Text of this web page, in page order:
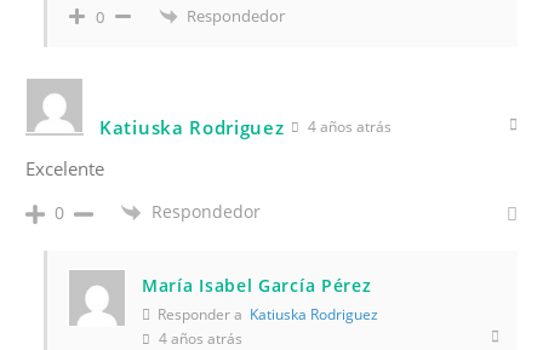
0 Respondedor
Katiuska Rodriguez 4 años atrás
Excelente
0 Respondedor
María Isabel García Pérez
Responder a Katiuska Rodriguez
4 años atrás